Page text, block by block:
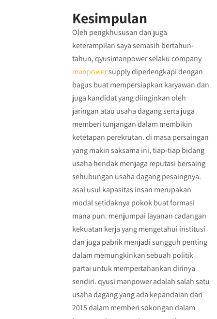
Kesimpulan
Oleh pengkhususan dan juga
keterampilan saya semasih bertahun-
tahun, qyusimanpower selaku company
manpowersupply diperlengkapi dengan
bagus buat mempersiapkan karyawan dan
juga kandidat yang diinginkan oleh
jaringan atau usaha dagang serta juga
memberi tunjangan dalam membikin
ketetapan perekrutan. di masa persaingan
yang makin saksama ini, tiap-tiap bidang
usaha hendak menjaga reputasi bersaing
sehubungan usaha dagang pesaingnya.
asal usul kapasitas insan merupakan
modal setidaknya pokok buat formasi
mana pun. menjumpai layanan cadangan
kekuatan kerja yang mengetahui institusi
dan juga pabrik menjadi sungguh penting
dalam memungkinkan sebuah politik
partai untuk mempertahankan dirinya
sendiri. qyusi manpower adalah salah satu
usaha dagang yang ada kepandaian dari
2015 dalam memberi sokongan dalam